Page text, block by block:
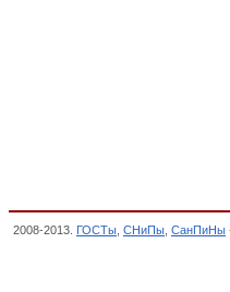
2008-2013. ГОСТы СНиПы СанПиНы